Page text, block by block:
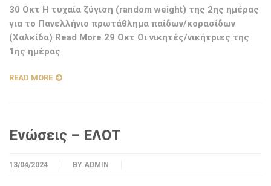
30 Οκτ Η τυχαία ζύγιση (random weight) της 2ης ημέρας
για το Πανελλήνιο πρωτάθλημα παίδων/κορασίδων
(Χαλκίδα) Read More 29 Οκτ Οι νικητές/νικήτριες της
1ης ημέρας
READ MORE
Ενώσεις – ΕΛΟΤ
13/04/2024 BY ADMIN